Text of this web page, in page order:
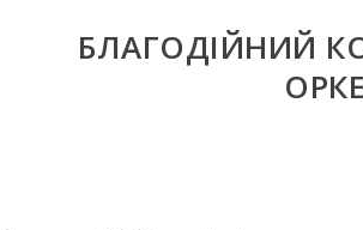
БЛАГОДІЙНИЙ